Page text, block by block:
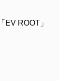
EV ROOT」